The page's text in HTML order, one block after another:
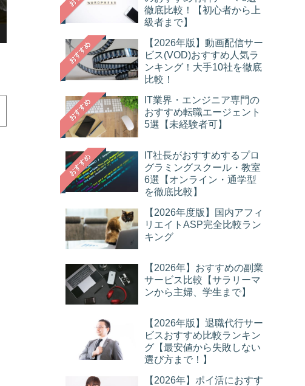
徹底比較！【初心者から上
級者まで】
おすすめ
【2026年版】動画配信サー
ビス(VOD)おすすめ人気ラ
ンキング！大手10社を徹底
比較！
おすすめ
IT業界・エンジニア専門の
おすすめ転職エージェント
5選【未経験者可】
おすすめ
IT社長がおすすめするプロ
グラミングスクール・教室
6選【オンライン・通学型
を徹底比較】
【2026年度版】国内アフィ
リエイトASP完全比較ラン
キング
【2026年】おすすめの副業
サービス比較【サラリーマ
ンから主婦、学生まで】
【2026年版】退職代行サー
ビスおすすめ比較ランキン
グ【最安値から失敗しない
選び方まで！】
【2026年】ポイ活におすす